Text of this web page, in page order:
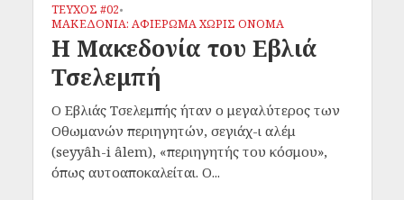
ΤΕΥΧΟΣ #02•
ΜΑΚΕΔΟΝΙΑ: ΑΦΙΕΡΩΜΑ ΧΩΡΙΣ ΟΝΟΜΑ
Η Μακεδονία του Εβλιά
Τσελεμπή
Ο Εβλιάς Τσελεμπής ήταν ο μεγαλύτερος των
Οθωμανών περιηγητών, σεγιάχ-ι αλέμ
(seyyâh-i âlem), «περιηγητής του κόσμου»,
όπως αυτοαποκαλείται. Ο...